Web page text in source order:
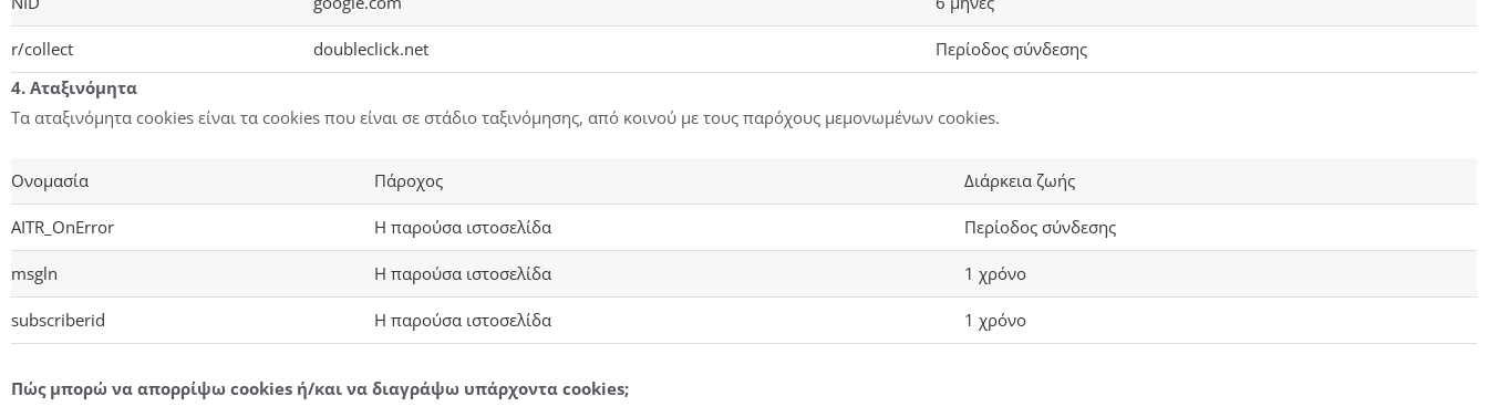
r/collect doubleclick.net
Περίοδος σύνδεσης
4. Αταξινόμητα
Τα αταξινόμητα cookies είναι τα cookies που είναι σε στάδιο ταξινόμησης, από κοινού με τους παρόχους μεμονωμένων cookies.
Ονομασία Πάροχος Διάρκεια ζωής
AITR_OnError Η παρούσα ιστοσελίδα Περίοδος σύνδεσης
msgln Η παρούσα ιστοσελίδα 1 χρόνο
subscriberid Η παρούσα ιστοσελίδα 1 χρόνο
Πώς μπορώ να απορρίψω cookies ή/και να διαγράψω υπάρχοντα cookies;